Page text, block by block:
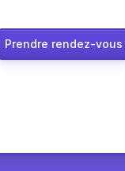
Prendre rendez-vous